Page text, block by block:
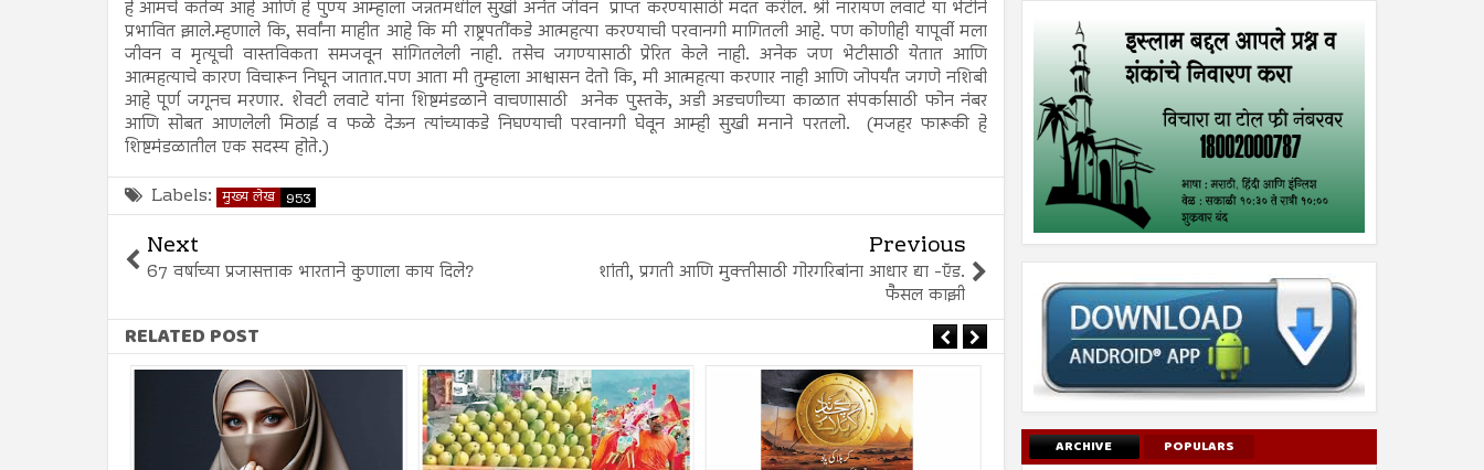
हे आमचे कर्तव्य आहे आणि हे पुण्य आम्हाला जन्नतमधील सुखी अनंत जीवन प्राप्त करण्यासाठी मदत करील. श्री नारायण लवाटे या भेटीने
प्रभावित झाले.म्हणाले कि, सर्वांना माहीत आहे कि मी राष्ट्रपतींकडे आत्महत्या करण्याची परवानगी मागितली आहे. पण कोणीही यापूर्वी मला
जीवन व मृत्यूची वास्तविकता समजवून सांगितलेली नाही. तसेच जगण्यासाठी प्रेरित केले नाही. अनेक जण भेटीसाठी येतात आणि
आत्महत्याचे कारण विचारून निघून जातात.पण आता मी तुम्हाला आश्वासन देतो कि, मी आत्महत्या करणार नाही आणि जोपर्यंत जगणे नशिबी
आहे पूर्ण जगूनच मरणार. शेवटी लवाटे यांना शिष्टमंडळाने वाचणासाठी अनेक पुस्तके, अडी अडचणीच्या काळात संपर्कासाठी फोन नंबर
आणि सोबत आणलेली मिठाई व फळे देऊन त्यांच्याकडे निघण्याची परवानगी घेवून आम्ही सुखी मनाने परतलो. (मजहर फारूकी हे
शिष्टमंडळातील एक सदस्य होते.)
Labels: मुख्य लेख 953
Next
67 वर्षाच्या प्रजासत्ताक भारताने कुणाला काय दिले?
Previous
शांती, प्रगती आणि मुक्तीसाठी गोरगरिबांना आधार द्या -ऍड.
फैसल काझी
RELATED POST
ARCHIVE POPULARS